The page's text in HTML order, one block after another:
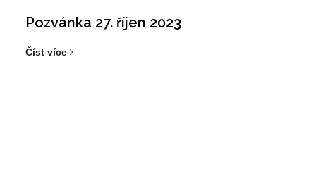
Pozvánka 27. říjen 2023
Číst více